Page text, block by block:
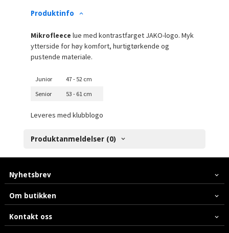
Produktinfo
Mikrofleece lue med kontrastfarget JAKO-logo. Myk
ytterside for høy komfort, hurtigtørkende og
pustende materiale.
Junior
47 - 52 cm
Senior
53 - 61 cm
Leveres med klubblogo
Produktanmeldelser (0)
Nyhetsbrev
Om butikken
Kontakt oss